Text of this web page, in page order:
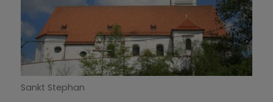
Sankt Stephan